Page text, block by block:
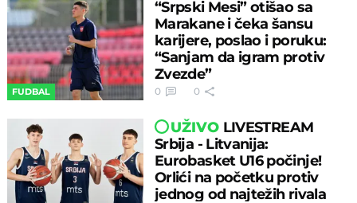
FUDBAL
“Srpski Mesi” otišao sa
Marakane i čeka šansu
karijere, poslao i poruku:
“Sanjam da igram protiv
Zvezde”
0 0
UŽIVO LIVESTREAM
Srbija - Litvanija:
Eurobasket U16 počinje!
Orlići na početku protiv
jednog od najtežih rivala